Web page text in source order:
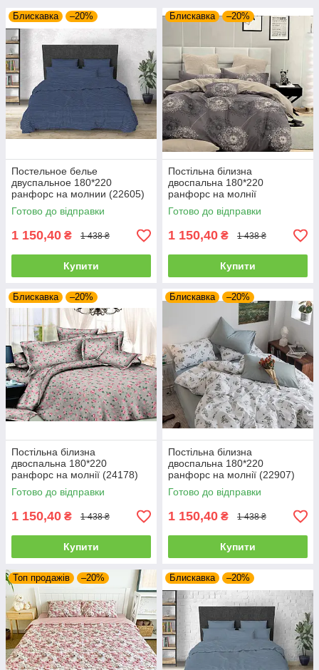
Блискавка –20%
Постельное белье
двуспальное 180*220
ранфорс на молнии (22605)
Готово до відправки
1 150,40 ₴ 1 438 ₴
Купити
Блискавка –20%
Постільна білизна
двоспальна 180*220
ранфорс на молнії
Готово до відправки
1 150,40 ₴ 1 438 ₴
Купити
Блискавка –20%
Постільна білизна
двоспальна 180*220
ранфорс на молнії (24178)
Готово до відправки
1 150,40 ₴ 1 438 ₴
Купити
Блискавка –20%
Постільна білизна
двоспальна 180*220
ранфорс на молнії (22907)
Готово до відправки
1 150,40 ₴ 1 438 ₴
Купити
Топ продажів –20% Блискавка –20%